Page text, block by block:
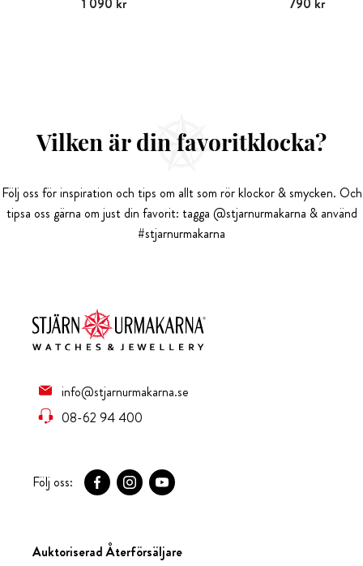
Pris :1 090 kr
1 090 kr Pris:790 kr
790 kr
Vilken är din favoritklocka?
Följ oss för inspiration och tips om allt som rör klockor & smycken. Och
tipsa oss gärna om just din favorit: tagga @stjarnurmakarna & använd
#stjarnurmakarna
info@stjarnurmakarna.se
08-62 94 400
Följ oss:
Auktoriserad Återförsäljare